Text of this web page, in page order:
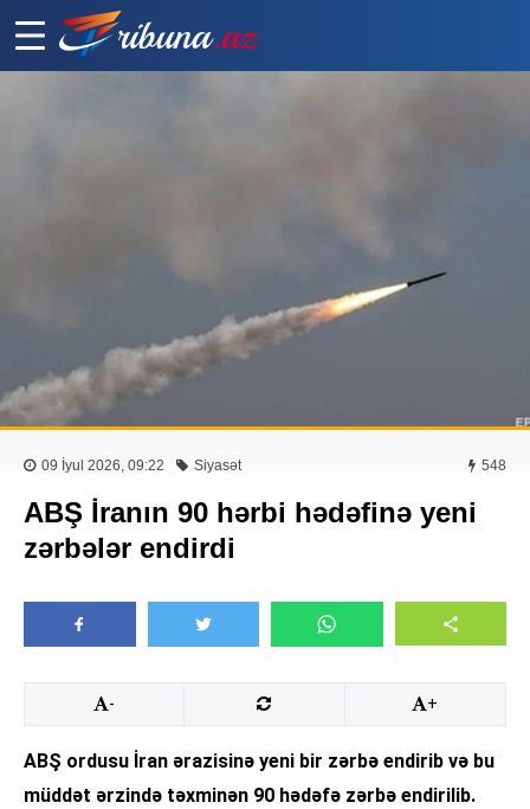
09 İyul 2026, 09:22 Siyasət 548
ABŞ İranın 90 hərbi hədəfinə yeni
zərbələr endirdi
- +
ABŞ ordusu İran ərazisinə yeni bir zərbə endirib və bu
müddət ərzində təxminən 90 hədəfə zərbə endirilib.